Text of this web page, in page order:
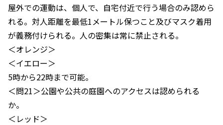
屋外での運動は、個人で、自宅付近で行う場合のみ認めら
れる。対人距離を最低1メートル保つこと及びマスク着用
が義務付けられる。人の密集は常に禁止される。
＜オレンジ＞
＜イエロー＞
5時から22時まで可能。
＜問21＞公園や公共の庭園へのアクセスは認められる
か。
＜レッド＞